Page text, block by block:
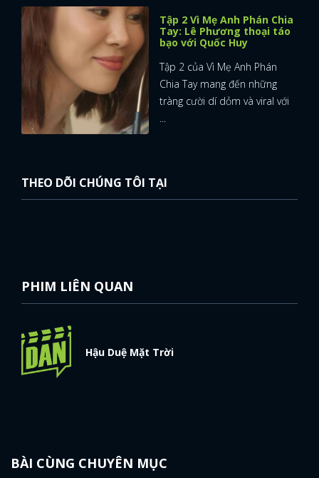
Tập 2 Vì Mẹ Anh Phán Chia
Tay: Lê Phương thoại táo
bạo với Quốc Huy
Tập 2 của Vì Mẹ Anh Phán
Chia Tay mang đến những
tràng cười dí dỏm và viral với
...
THEO DÕI CHÚNG TÔI TẠI
PHIM LIÊN QUAN
Hậu Duệ Mặt Trời
BÀI CÙNG CHUYÊN MỤC